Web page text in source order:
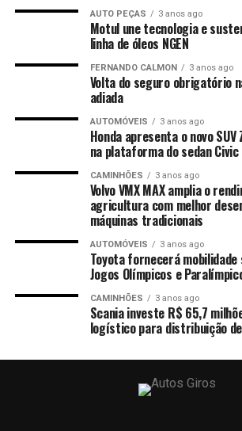
AUTO PEÇAS 3 anos ago
Motul une tecnologia e
linha de óleos NGEN
FERNANDO CALMON 3 anos ago
Volta do seguro obrigatório
adiada
AUTOMÓVEIS 3 anos ago
Honda apresenta o novo SUV
na plataforma do sedan Civic
CAMINHÕES 3 anos ago
Volvo VMX MAX amplia o
agricultura com melhor
máquinas tradicionais
AUTOMÓVEIS 3 anos ago
Toyota fornecerá
Jogos Olímpicos e
CAMINHÕES 3 anos ago
Scania investe R$ 65,7
logístico para distribuição